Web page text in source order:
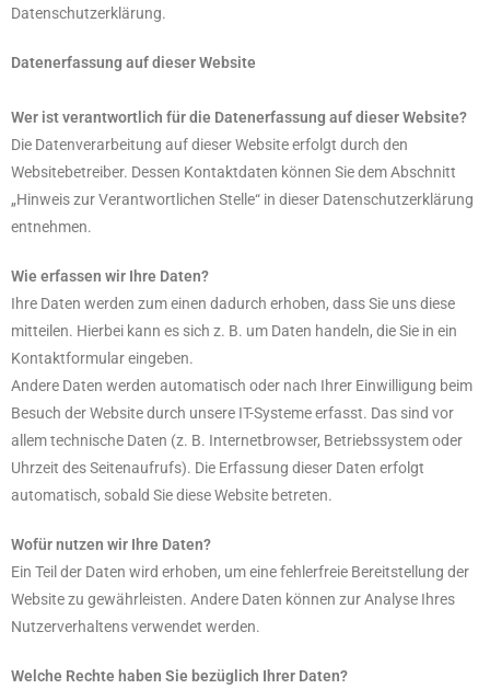
Datenschutzerklärung.
Datenerfassung auf dieser Website
Wer ist verantwortlich für die Datenerfassung auf dieser Website?
Die Datenverarbeitung auf dieser Website erfolgt durch den
Websitebetreiber. Dessen Kontaktdaten können Sie dem Abschnitt
„Hinweis zur Verantwortlichen Stelle“ in dieser Datenschutzerklärung
entnehmen.
Wie erfassen wir Ihre Daten?
Ihre Daten werden zum einen dadurch erhoben, dass Sie uns diese
mitteilen. Hierbei kann es sich z. B. um Daten handeln, die Sie in ein
Kontaktformular eingeben.
Andere Daten werden automatisch oder nach Ihrer Einwilligung beim
Besuch der Website durch unsere IT-Systeme erfasst. Das sind vor
allem technische Daten (z. B. Internetbrowser, Betriebssystem oder
Uhrzeit des Seitenaufrufs). Die Erfassung dieser Daten erfolgt
automatisch, sobald Sie diese Website betreten.
Wofür nutzen wir Ihre Daten?
Ein Teil der Daten wird erhoben, um eine fehlerfreie Bereitstellung der
Website zu gewährleisten. Andere Daten können zur Analyse Ihres
Nutzerverhaltens verwendet werden.
Welche Rechte haben Sie bezüglich Ihrer Daten?